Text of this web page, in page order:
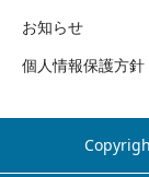
お知らせ
個人情報保護方針